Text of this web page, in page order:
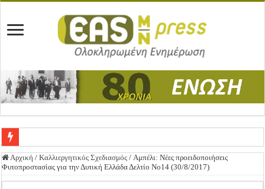
Ένωση Μεσολογγίου: Συγχαρητήρια Επιστολή προς Δήμο Μεσολογγίου
Αρχική / Καλλιεργητικός Σχεδιασμός / Αμπέλι: Νέες προειδοποιήσεις
Φυτοπροστασίας για την Δυτική Ελλάδα Δελτίο Νο14 (30/8/2017)